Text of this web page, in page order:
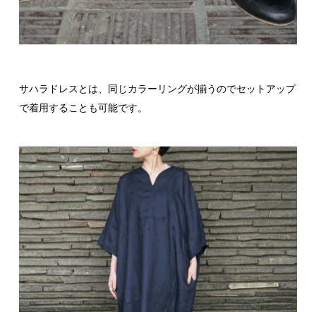
サハラドレスとは、同じカラーリングが揃うのでセットアップ
で着用することも可能です。